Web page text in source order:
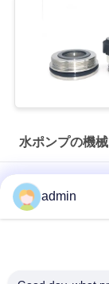
水ポンプの機
Vulcanのタイプ
27の機械シール
admin